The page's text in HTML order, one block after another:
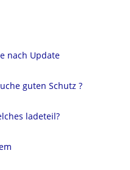
nach Update
guten Schutz ?
ladeteil?